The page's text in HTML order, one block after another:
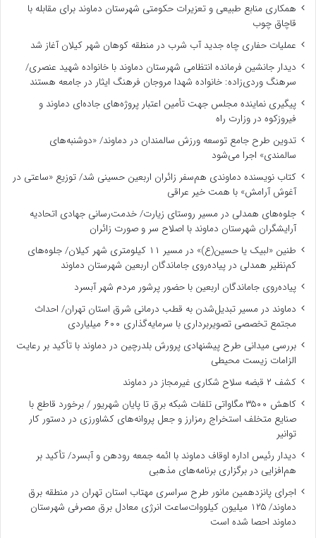
همکاری منابع طبیعی و تعزیرات حکومتی شهرستان دماوند برای مقابله با
قاچاق چوب
عملیات حفاری چاه جدید آب شرب در منطقه کوهان شهر کیلان آغاز شد
دیدار جانشین فرمانده انتظامی شهرستان دماوند با خانواده شهید عنصری/
سرهنگ وردی‌زاده: خانواده شهدا مروجان فرهنگ ایثار در جامعه هستند
پیگیری نماینده مجلس جهت تأمین اعتبار پروژه‌های جاده‌ای دماوند و
فیروزکوه در وزارت راه
تدوین طرح جامع توسعه ورزش سالمندان در دماوند/ «دوشنبه‌های
سالمندی» اجرا می‌شود
کتاب نویسنده دماوندی هم‌سفر زائران اربعین حسینی شد/ توزیع «ساعتی در
آغوش آرامش» با همت خیر عراقی
جلوه‌های همدلی در مسیر روستای زیارت/ خدمت‌رسانی جهادی اتحادیه
آرایشگران شهرستان دماوند با اصلاح سر و صورت زائران
طنین «لبیک یا حسین(ع)» در مسیر ۱۱ کیلومتری شهر کیلان/ جلوه‌های
کم‌نظیر همدلی در پیاده‌روی جاماندگان اربعین شهرستان دماوند
پیاده‌روی جاماندگان اربعین با حضور پرشور مردم شهر آبسرد
دماوند در مسیر تبدیل‌شدن به قطب درمانی شرق استان تهران/ احداث
مجتمع تخصصی تصویربرداری با سرمایه‌گذاری ۶۰۰ میلیاردی
بررسی میدانی طرح پیشنهادی پرورش بلدرچین در دماوند با تأکید بر رعایت
الزامات زیست ‌محیطی
کشف ۲ قبضه سلاح شکاری غیرمجاز در دماوند
کاهش ۳۵۰۰ مگاواتی تلفات شبکه برق تا پایان شهریور / برخورد قاطع با
صنایع متخلف استخراج رمزارز و جعل پروانه‌های کشاورزی در دستور کار
توانیر
دیدار رئیس اداره اوقاف دماوند با ائمه جمعه رودهن و آبسرد/ تأکید بر
هم‌افزایی در برگزاری برنامه‌های مذهبی
اجرای پانزدهمین مانور طرح سراسری مهتاب استان تهران در منطقه برق
دماوند/ ۱۲۵ میلیون کیلووات‌ساعت انرژی معادل برق مصرفی شهرستان
دماوند احصا شده است